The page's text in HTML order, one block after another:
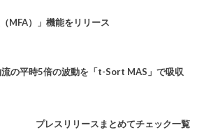
MFA）」機能をリリース
の平時5倍の波動を「t-Sort MAS」で吸収
プレスリリースまとめてチェック一覧